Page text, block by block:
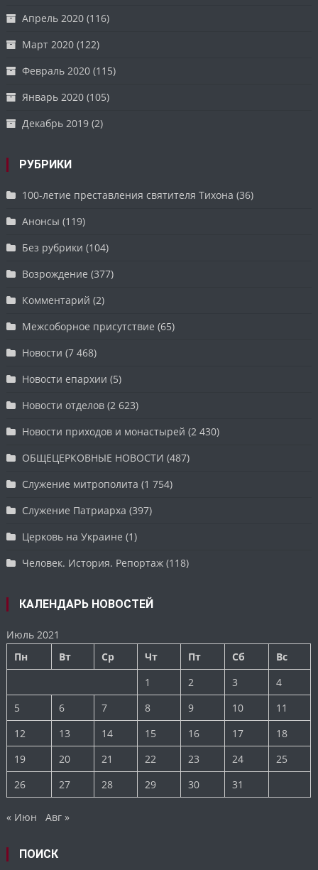
Апрель 2020 (116)
Март 2020 (122)
Февраль 2020 (115)
Январь 2020 (105)
Декабрь 2019 (2)
РУБРИКИ
100-летие преставления святителя Тихона (36)
Анонсы (119)
Без рубрики (104)
Возрождение (377)
Комментарий (2)
Межсоборное присутствие (65)
Новости (7 468)
Новости епархии (5)
Новости отделов (2 623)
Новости приходов и монастырей (2 430)
ОБЩЕЦЕРКОВНЫЕ НОВОСТИ (487)
Служение митрополита (1 754)
Служение Патриарха (397)
Церковь на Украине (1)
Человек. История. Репортаж (118)
КАЛЕНДАРЬ НОВОСТЕЙ
Июль 2021
Пн
Вт Ср Чт Пт Сб
Вс
1
2 3
4
5
6 7 8 9 10
11
12
13 14 15 16 17
18
19
20 21 22 23 24
25
26
27 28 29 30 31
« Июн Авг »
ПОИСК